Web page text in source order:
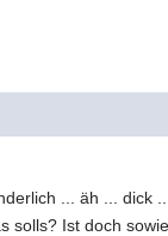
... äh ... dick
solls? Ist doch